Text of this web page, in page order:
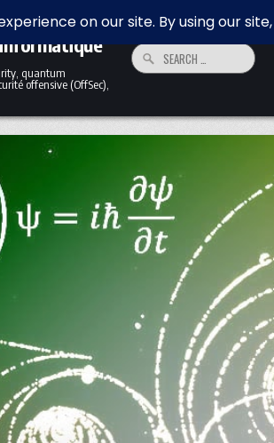
et la
quantum
offensive (OffSec),
Search for: